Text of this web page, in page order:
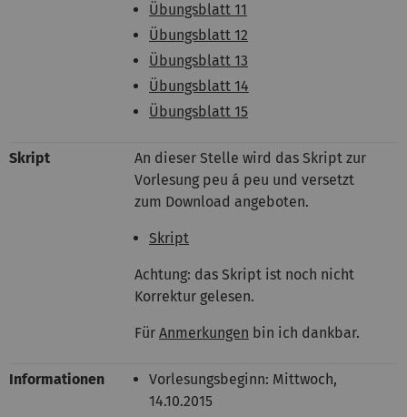
Übungsblatt 11
Übungsblatt 12
Übungsblatt 13
Übungsblatt 14
Übungsblatt 15
Skript
An dieser Stelle wird das Skript zur
Vorlesung peu á peu und versetzt
zum Download angeboten.
Skript
Achtung: das Skript ist noch nicht
Korrektur gelesen.
Für Anmerkungen bin ich dankbar.
Informationen
Vorlesungsbeginn: Mittwoch,
14.10.2015